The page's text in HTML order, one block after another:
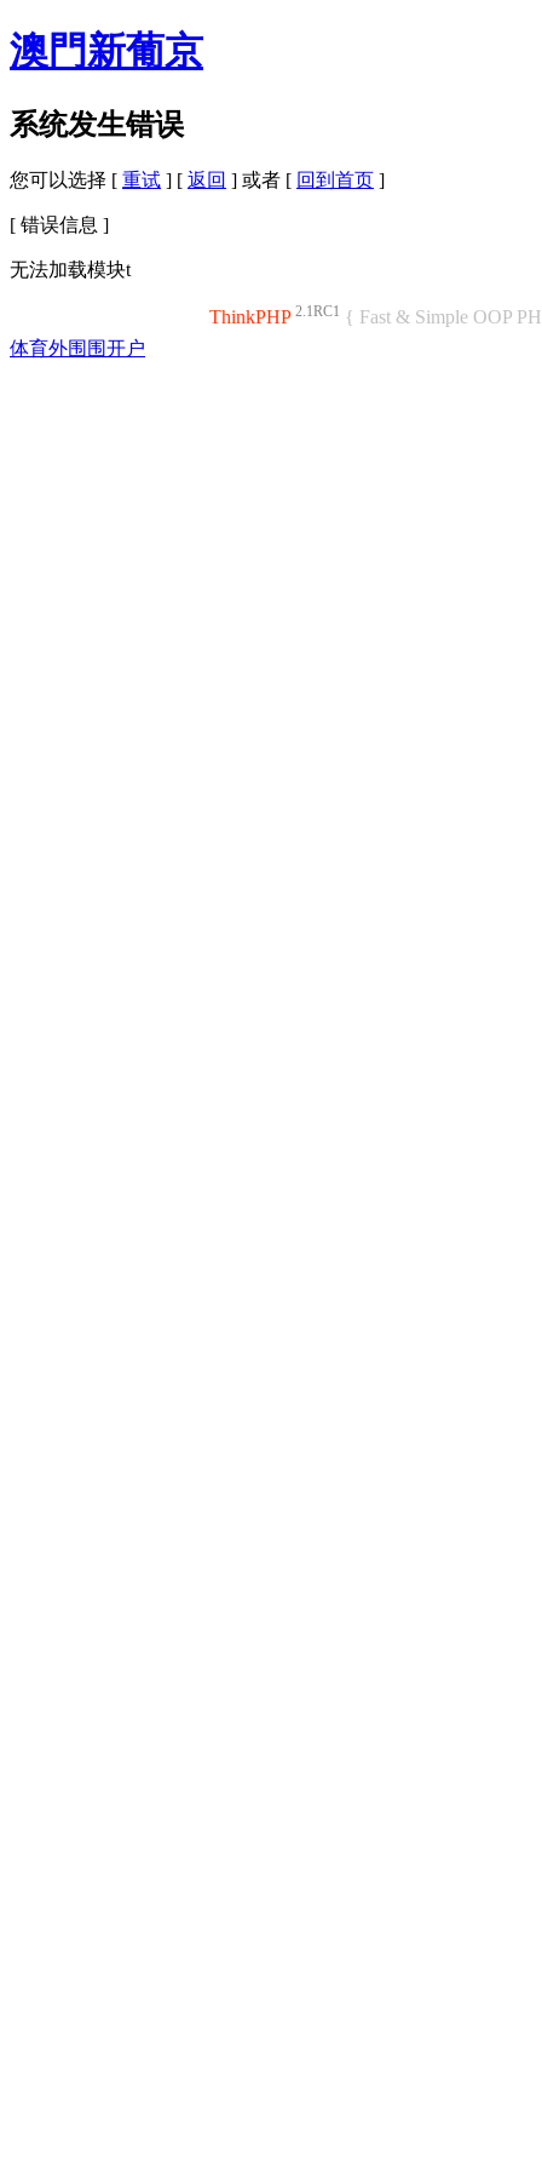
澳門新葡京
系统发生错误
您可以选择 [ 重试 ] [ 返回 ] 或者 [ 回到首页 ]
[ 错误信息 ]
无法加载模块t
ThinkPHP 2.1RC1 { Fast & Simple OOP
体育外围围开户